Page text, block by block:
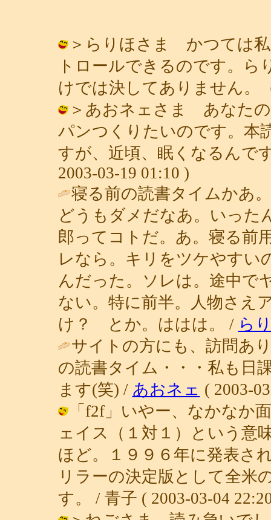
＞らりほさま かつては私
トロールできるのです。
けでは決してありません。
＞あおネェさま あなたの
パンつくりたいのです。本
すが、近頃、眠くなるんで
2003-03-19 01:10 )
寝る前の読書タイムかあ
どうもダメだなあ。いった
郎ってコトだ。あ。寝る前
レなら。キリをツケやすい
んだった。ソレは。途中で
ない。特に前半。人物さえ
け？ とか。ははは。 / ら
サイトの方にも、訪問あ
の読書タイム・・・私も日
ます(笑) / あおネェ ( 2003-
「f2f」いやー、なかなか
ェイス（１対１）という意
ほど。１９９６年に発表さ
リラーの決定版として全米
す。 / 青子 ( 2003-03-04